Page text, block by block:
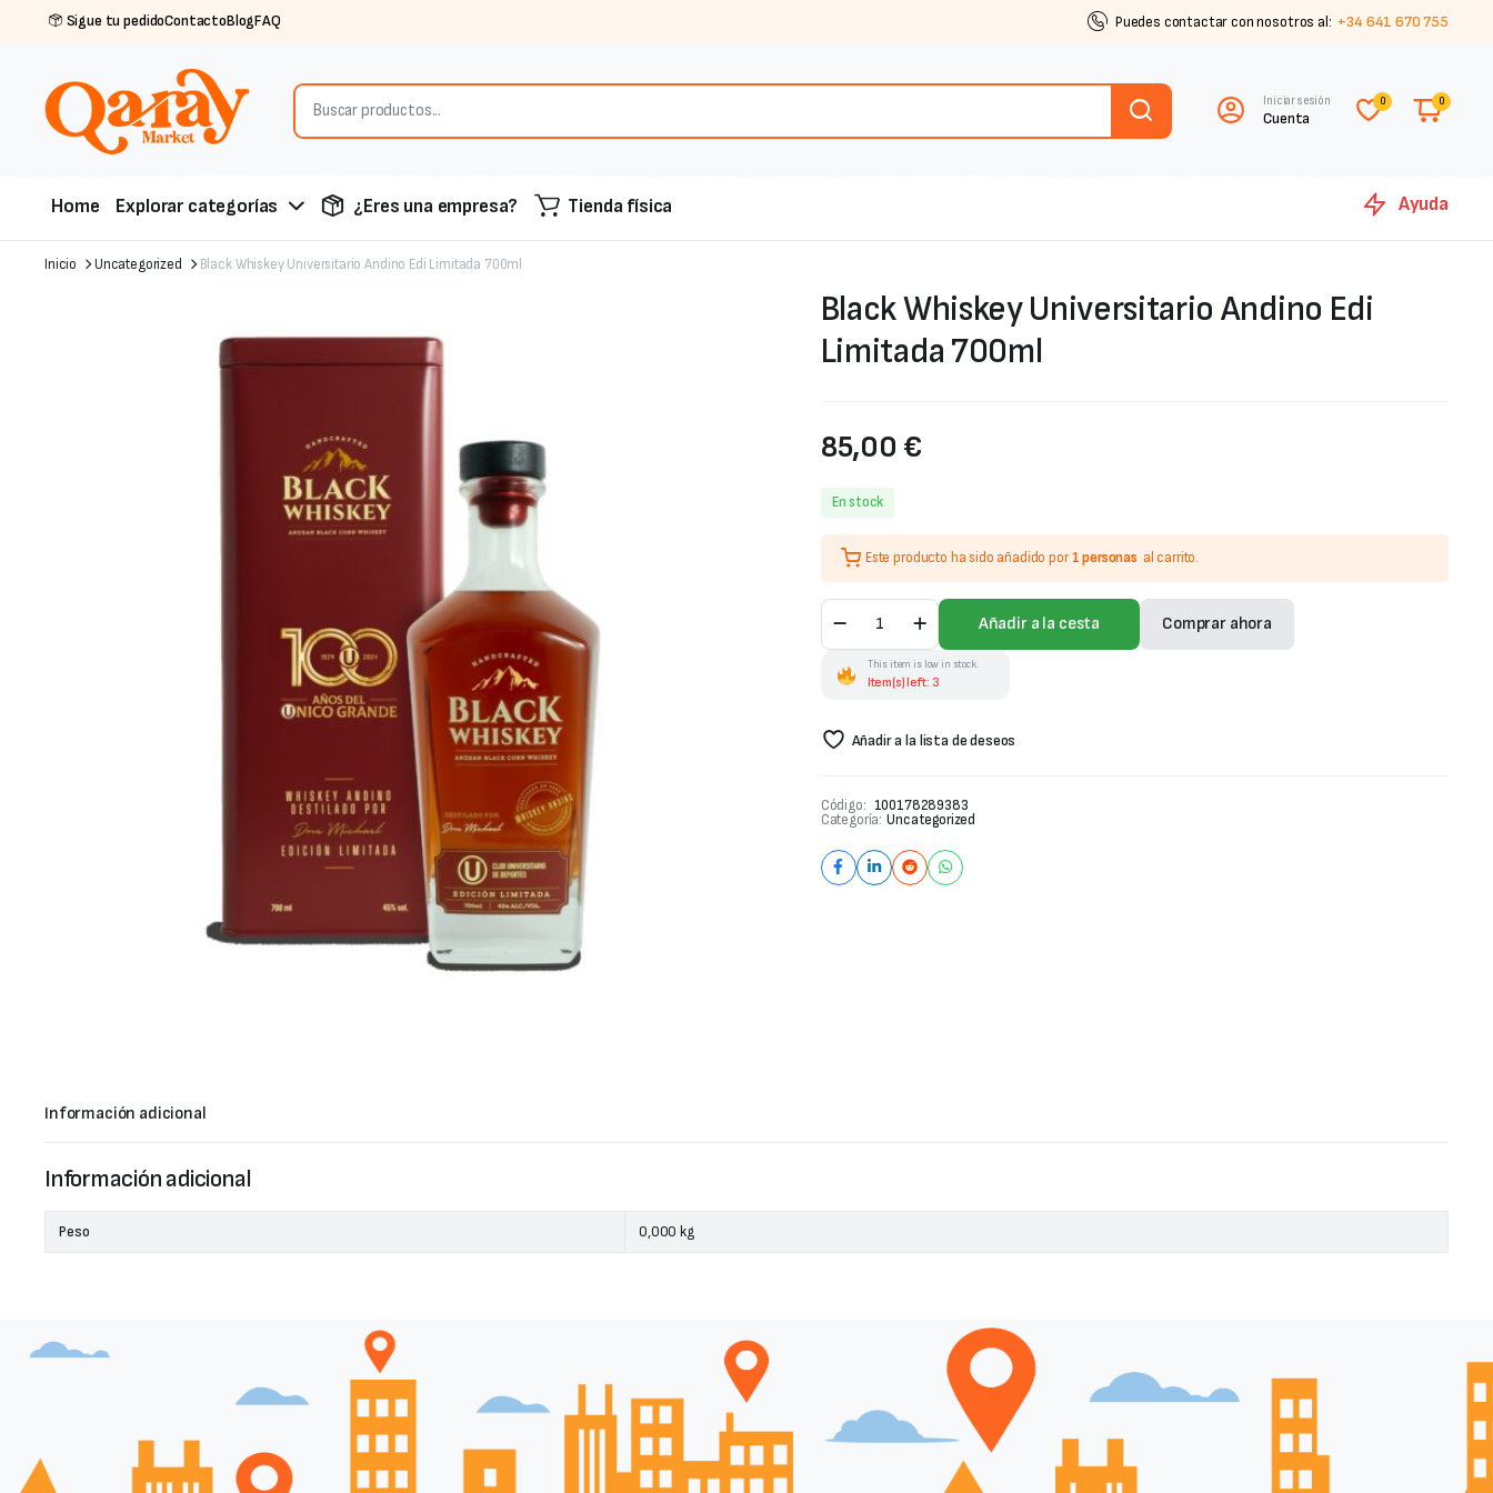
Sigue tu pedidoContactoBlogFAQ Puedes contactar con nosotros al: +34 641 670 755
Iniciar sesión
Cuenta
0 0
Home Explorar categorías ¿Eres una empresa? Tienda física Ayuda
Inicio Uncategorized Black Whiskey Universitario Andino Edi Limitada 700ml
Black Whiskey Universitario Andino Edi
Limitada 700ml
85,00 €
En stock
Este producto ha sido añadido por1 personas al carrito.
Whiskey
Universitario
Andino
700ml
Añadir a la cesta Comprar ahora
This item is low in stock.
Item(s) left: 3
Añadir a la lista de deseos
Código: 100178289383
Categoría: Uncategorized
Información adicional
Información adicional
Peso 0,000 kg